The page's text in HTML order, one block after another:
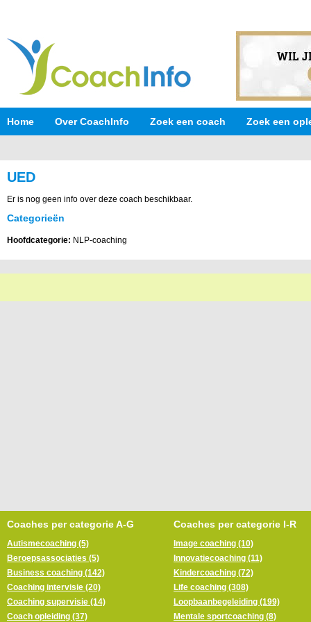
Home Over CoachInfo Zoek een coach Zoek een
UED
Er is nog geen info over deze coach beschikbaar.
Categorieën
Hoofdcategorie: NLP-coaching
Coaches per categorie A-G
Autismecoaching (5)
Beroepsassociaties (5)
Business coaching (142)
Coaching intervisie (20)
Coaching supervisie (14)
Coach opleiding (37)
Coaches per categorie I-R
Image coaching (10)
Innovatiecoaching (11)
Kindercoaching (72)
Life coaching (308)
Loopbaanbegeleiding (199)
Mentale sportcoaching (8)